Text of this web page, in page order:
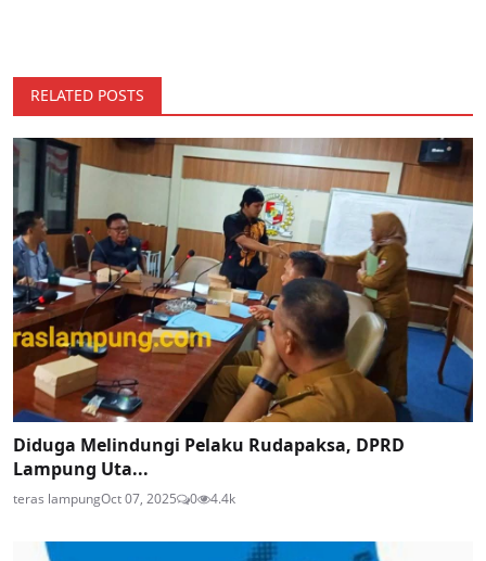
RELATED POSTS
Diduga Melindungi Pelaku Rudapaksa, DPRD
Lampung Uta...
teras lampungOct 07, 2025 0 4.4k